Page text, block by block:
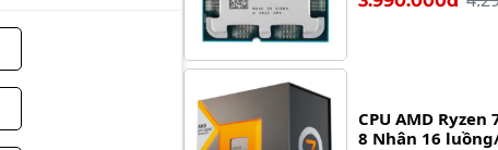
CPU AMD Ryzen
8 Nhân 16